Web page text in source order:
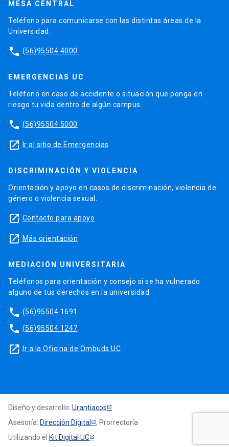
MESA CENTRAL
Teléfono para comunicarse con las distintas áreas de la
Universidad.
phone (56)95504 4000
EMERGENCIAS UC
Teléfono en caso de accidente o situación que ponga en
riesgo tu vida dentro de algún campus.
phone (56)95504 5000
launch Ir al sitio de Emergencias
DISCRIMINACIÓN Y VIOLENCIA
Orientación y apoyo en casos de discriminación, violencia de
género o violencia sexual.
launch Contacto para apoyo
launch Más orientación
MEDIACIÓN UNIVERSITARIA
Teléfonos para orientación y consejo si se ha vulnerado
alguno de tus derechos en la universidad.
phone (56)95504 1691
phone (56)95504 1247
launch Ir a la Oficina de Ombuds UC
Diseño y desarrollo: Urantiacos
Asesoría: Dirección Digital
, Prorrectoría
Utilizando el Kit Digital UC